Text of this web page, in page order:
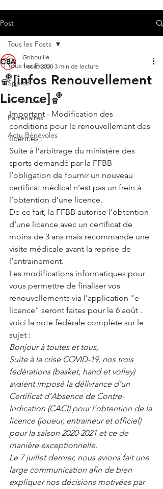
Post
Tous les Posts
Sportif
Vie du Club
Partenaires
Actu Bénévoles
Tous les Posts
🏀[infos Renouvellement
Licence]🏀
Gribouille
1 août 2020 3 min de lecture
Important - Modification des
conditions pour le renouvellement des
licences :
Suite à l’arbitrage du ministère des
sports demandé par la FFBB
l’obligation de fournir un nouveau
certificat médical n’est pas un frein à
l’obtention d’une licence.
De ce fait, la FFBB autorise l’obtention
d’une licence avec un certificat de
moins de 3 ans mais recommande une
visite médicale avant la reprise de
l’entrainement.
Les modifications informatiques pour
vous permettre de finaliser vos
renouvellements via l'application "e-
licence" seront faites pour le 6 août .
voici la note fédérale compléte sur le
sujet :
Bonjour à toutes et tous,
Suite à la crise COVID-19, nos trois
fédérations (basket, hand et volley)
avaient imposé la délivrance d’un
Certificat d’Absence de Contre-
Indication (CACI) pour l’obtention de la
licence (joueur, entraineur et officiel)
pour la saison 2020-2021 et ce de
manière exceptionnelle.
Le 7 juillet dernier, nous avions fait une
large communication afin de bien
expliquer nos décisions motivées par